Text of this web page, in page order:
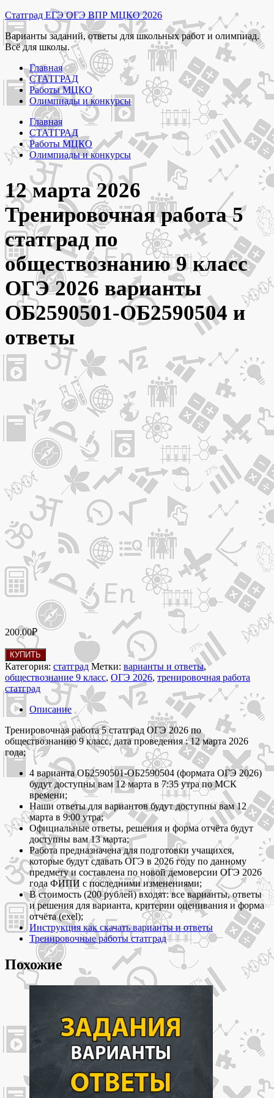
Перейти
к
содержимому
Статград ЕГЭ ОГЭ ВПР МЦКО 2026
Варианты заданий, ответы для школьных работ и олимпиад.
Всё для школы.
Главная
СТАТГРАД
Работы МЦКО
Олимпиады и конкурсы
Главная
СТАТГРАД
Работы МЦКО
Олимпиады и конкурсы
12 марта 2026
Тренировочная работа 5
статград по
обществознанию 9 класс
ОГЭ 2026 варианты
ОБ2590501-ОБ2590504 и
ответы
200.00₽
Количество
товара
12
марта
2026
Тренировочная
работа
5
статград
по
обществознанию
2026
варианты
ОБ2590501-
ОБ2590504
ответы
КУПИТЬ
Категория: статград Метки: варианты и ответы,
обществознание 9 класс, ОГЭ 2026, тренировочная работа
статград
Описание
Тренировочная работа 5 статград ОГЭ 2026 по
обществознанию 9 класс, дата проведения : 12 марта 2026
года;
4 варианта ОБ2590501-ОБ2590504 (формата ОГЭ 2026)
будут доступны вам 12 марта в 7:35 утра по МСК
времени;
Наши ответы для вариантов будут доступны вам 12
марта в 9:00 утра;
Официальные ответы, решения и форма отчёта будут
доступны вам 13 марта;
Работа предназначена для подготовки учащихся,
которые будут сдавать ОГЭ в 2026 году по данному
предмету и составлена по новой демоверсии ОГЭ 2026
года ФИПИ с последними изменениями;
В стоимость (200 рублей) входят: все варианты, ответы
и решения для варианта, критерии оценивания и форма
отчёта (exel);
Инструкция как скачать варианты и ответы
Тренировочные работы статград
Похожие